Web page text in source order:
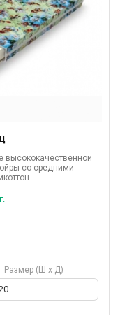
Размер (Ш х Д)
высококачественной
со средними